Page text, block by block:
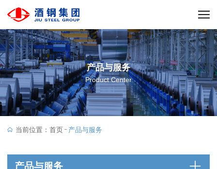
产品与服务
Product Center
当前位置： 首页 产品与服务
产品与服务